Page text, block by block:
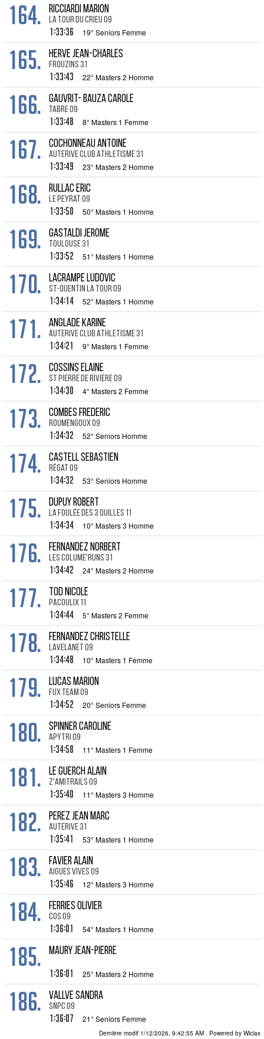
164. RICCIARDI Marion
La Tour du Crieu 09
1:33:36 19° Seniors Femme
165. HERVE Jean-Charles
Frouzins 31
1:33:43 22° Masters 2 Homme
166. GAUVRIT- BAUZA Carole
Tabre 09
1:33:48 8° Masters 1 Femme
167. COCHONNEAU Antoine
Auterive Club Athletisme 31
1:33:49 23° Masters 2 Homme
168. RULLAC Eric
Le Peyrat 09
1:33:50 50° Masters 1 Homme
169. GASTALDI Jerome
Toulouse 31
1:33:52 51° Masters 1 Homme
170. LACRAMPE Ludovic
St-Quentin la Tour 09
1:34:14 52° Masters 1 Homme
171. ANGLADE Karine
Auterive Club Athletisme 31
1:34:21 9° Masters 1 Femme
172. COSSINS Elaine
St Pierre de Riviere 09
1:34:30 4° Masters 2 Femme
173. COMBES Frederic
Roumengoux 09
1:34:32 52° Seniors Homme
174. CASTELL Sebastien
Régat 09
1:34:32 53° Seniors Homme
175. DUPUY Robert
La Foulée des 3 Quilles 11
1:34:34 10° Masters 3 Homme
176. FERNANDEZ Norbert
Les Colume'Runs 31
1:34:42 24° Masters 2 Homme
177. TOD Nicole
Pacoulix 11
1:34:44 5° Masters 2 Femme
178. FERNANDEZ Christelle
Lavelanet 09
1:34:48 10° Masters 1 Femme
179. LUCAS Marion
Fux Team 09
1:34:52 20° Seniors Femme
180. SPINNER Caroline
Apytri 09
1:34:58 11° Masters 1 Femme
181. LE GUERCH Alain
Z'amitrails 09
1:35:40 11° Masters 3 Homme
182. PEREZ Jean Marc
Auterive 31
1:35:41 53° Masters 1 Homme
183. FAVIER Alain
Aigues Vives 09
1:35:46 12° Masters 3 Homme
184. FERRIES Olivier
Cos 09
1:36:01 54° Masters 1 Homme
185. MAURY Jean-Pierre
1:36:01 25° Masters 2 Homme
186. VALLVE Sandra
SNPC 09
1:36:07 21° Seniors Femme
Dernière modif 1/12/2026, 9:42:55 AM . Powered by Wiclax